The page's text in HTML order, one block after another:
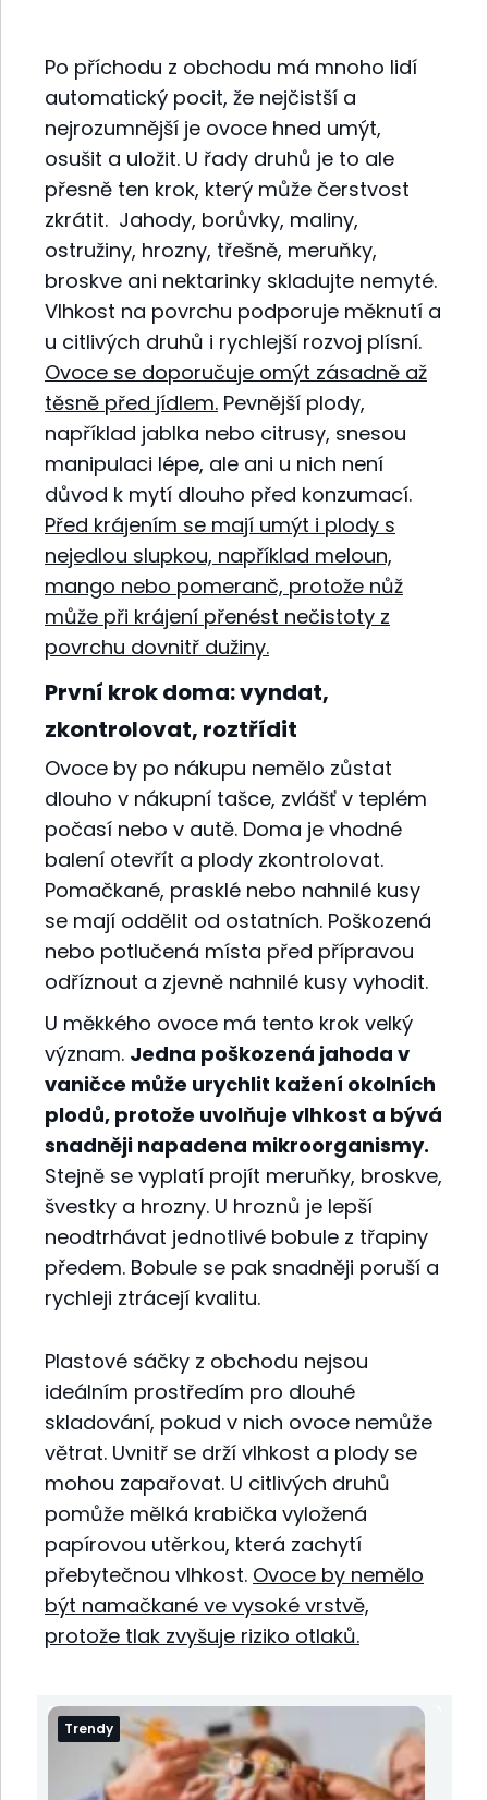
Po příchodu z obchodu má mnoho lidí
automatický pocit, že nejčistší a
nejrozumnější je ovoce hned umýt,
osušit a uložit. U řady druhů je to ale
přesně ten krok, který může čerstvost
zkrátit. Jahody, borůvky, maliny,
ostružiny, hrozny, třešně, meruňky,
broskve ani nektarinky skladujte nemyté.
Vlhkost na povrchu podporuje měknutí a
u citlivých druhů i rychlejší rozvoj plísní.
Ovoce se doporučuje omýt zásadně až
těsně před jídlem. Pevnější plody,
například jablka nebo citrusy, snesou
manipulaci lépe, ale ani u nich není
důvod k mytí dlouho před konzumací.
Před krájením se mají umýt i plody s
nejedlou slupkou, například meloun,
mango nebo pomeranč, protože nůž
může při krájení přenést nečistoty z
povrchu dovnitř dužiny.
První krok doma: vyndat,
zkontrolovat, roztřídit
Ovoce by po nákupu nemělo zůstat
dlouho v nákupní tašce, zvlášť v teplém
počasí nebo v autě. Doma je vhodné
balení otevřít a plody zkontrolovat.
Pomačkané, prasklé nebo nahnilé kusy
se mají oddělit od ostatních. Poškozená
nebo potlučená místa před přípravou
odříznout a zjevně nahnilé kusy vyhodit.
U měkkého ovoce má tento krok velký
význam. Jedna poškozená jahoda v
vaničce může urychlit kažení okolních
plodů, protože uvolňuje vlhkost a bývá
snadněji napadena mikroorganismy.
Stejně se vyplatí projít meruňky, broskve,
švestky a hrozny. U hroznů je lepší
neodtrhávat jednotlivé bobule z třapiny
předem. Bobule se pak snadněji poruší a
rychleji ztrácejí kvalitu.
Plastové sáčky z obchodu nejsou
ideálním prostředím pro dlouhé
skladování, pokud v nich ovoce nemůže
větrat. Uvnitř se drží vlhkost a plody se
mohou zapařovat. U citlivých druhů
pomůže mělká krabička vyložená
papírovou utěrkou, která zachytí
přebytečnou vlhkost. Ovoce by nemělo
být namačkané ve vysoké vrstvě,
protože tlak zvyšuje riziko otlaků.
Trendy